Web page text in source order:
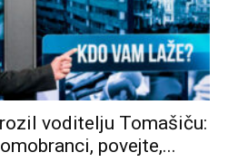
voditelju Tomašiču:
povejte,...